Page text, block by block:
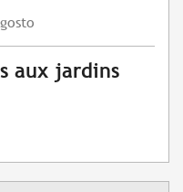
aux jardins